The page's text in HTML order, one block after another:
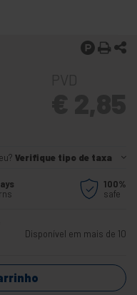
Verifique tipo de taxa
100%
safe
Disponível em mais de 10